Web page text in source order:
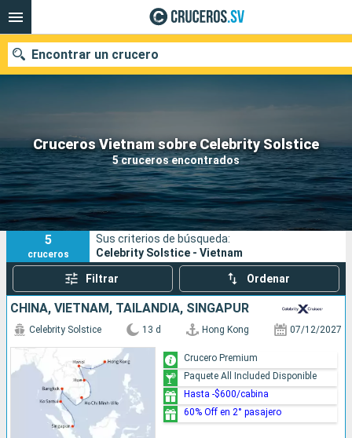
Cruceros Vietnam sobre Celebrity Solstice
5 cruceros encontrados
Encontrar un crucero
Nuestros destinos
Fecha de salida
Puertos Compañías
Buscar
5
cruceros
Sus criterios de búsqueda:
Celebrity Solstice - Vietnam
Filtrar Ordenar
CHINA, VIETNAM, TAILANDIA, SINGAPUR
Celebrity Solstice 13 d Hong Kong 07/12/2027
Crucero Premium
Paquete All Included Disponible
Hasta -$600/cabina
60% Off en 2° pasajero